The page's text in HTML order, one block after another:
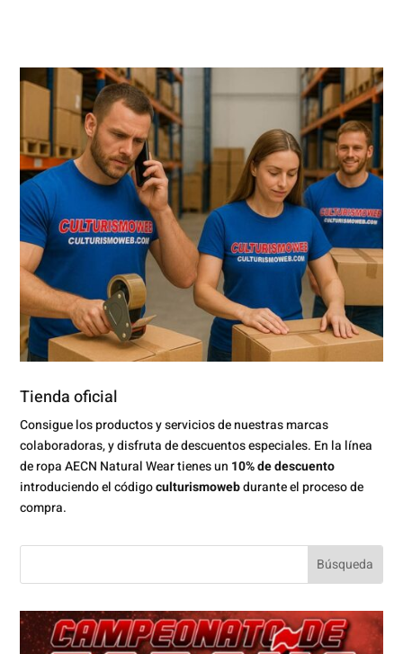
Tienda oficial
Consigue los productos y servicios de nuestras marcas
colaboradoras, y disfruta de descuentos especiales. En la línea
de ropa AECN Natural Wear tienes un 10% de descuento
introduciendo el códigoculturismowebdurante el proceso de
compra.